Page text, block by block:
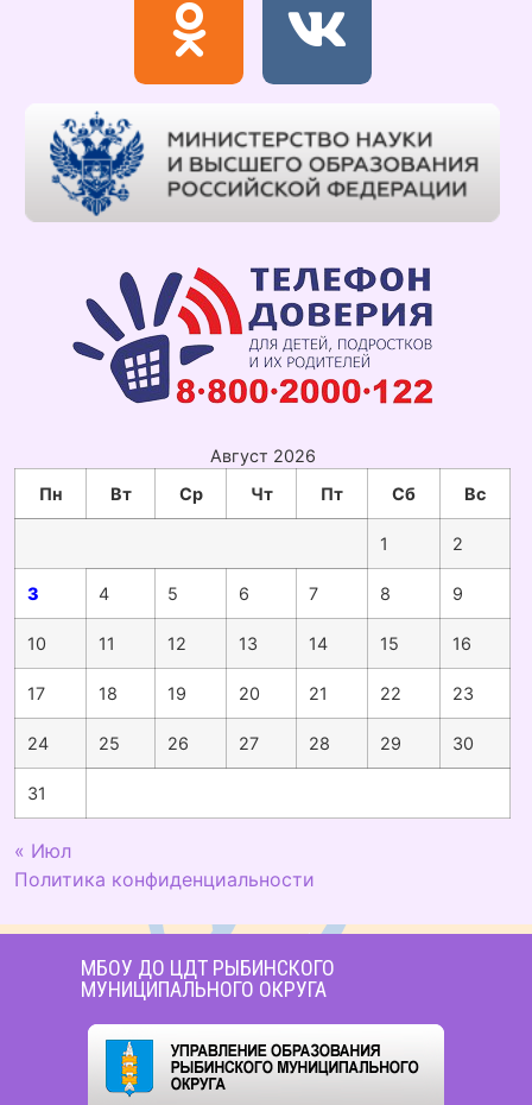
Август 2026
Пн
Вт Ср Чт Пт Сб Вс
1 2
3 4 5 6 7 8 9
10 11 12 13 14 15 16
17 18 19 20 21 22 23
24 25 26 27 28 29 30
31
« Июл
Политика конфиденциальности
МБОУ ДО ЦДТ РЫБИНСКОГО
МУНИЦИПАЛЬНОГО ОКРУГА